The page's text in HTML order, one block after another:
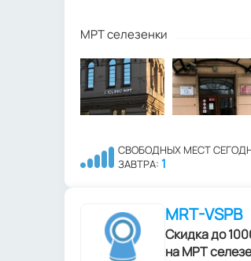
МРТ селезенки
СВОБОДНЫХ МЕСТ
ЗАВТРА: 1
MRT-VSPB
Скидка до
на МРТ